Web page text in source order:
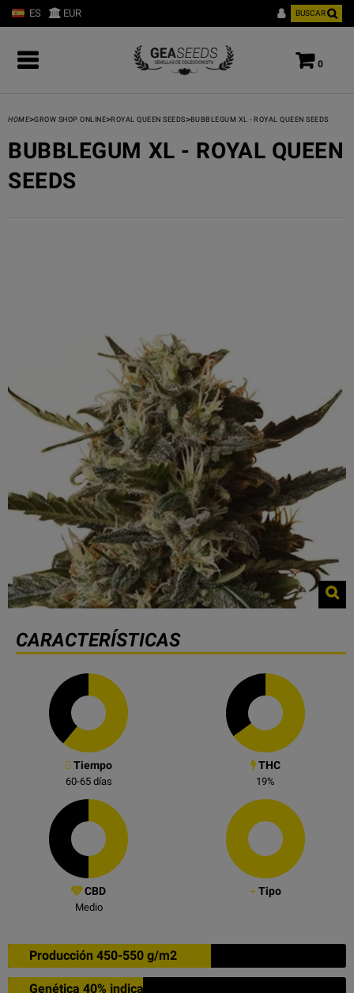
ES EUR BUSCAR
0
HOME>GROW SHOP ONLINE>ROYAL QUEEN SEEDS >BUBBLEGUM XL - ROYAL QUEEN SEEDS
BUBBLEGUM XL - ROYAL QUEEN
SEEDS
CARACTERÍSTICAS
Tiempo
60-65días
THC
19%
CBD
Medio
Tipo
Producción 450-550 g/m2
Genética 40% indica